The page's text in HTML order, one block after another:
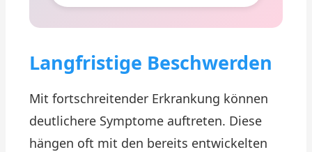
Langfristige Beschwerden
Mit fortschreitender Erkrankung können
deutlichere Symptome auftreten. Diese
hängen oft mit den bereits entwickelten